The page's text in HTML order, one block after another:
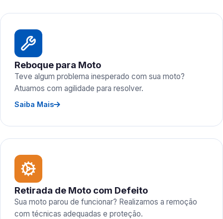
Reboque para Moto
Teve algum problema inesperado com sua moto?
Atuamos com agilidade para resolver.
Saiba Mais
Retirada de Moto com Defeito
Sua moto parou de funcionar? Realizamos a remoção
com técnicas adequadas e proteção.